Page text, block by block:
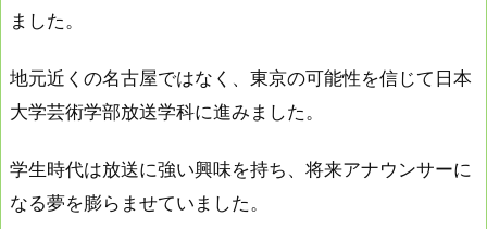
ました。
地元近くの名古屋ではなく、東京の可能性を信じて日本
大学芸術学部放送学科に進みました。
学生時代は放送に強い興味を持ち、将来アナウンサーに
なる夢を膨らませていました。